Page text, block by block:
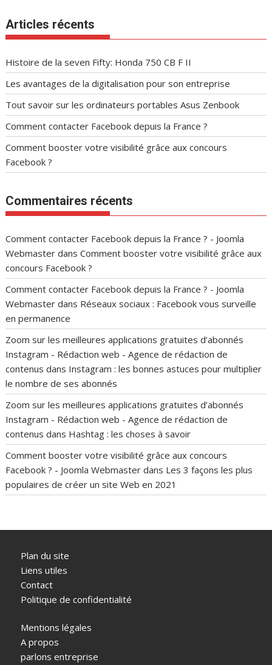
Articles récents
Histoire de la seven Fifty: Honda 750 CB F II
Les avantages de la digitalisation pour son entreprise
Tout savoir sur les ordinateurs portables Asus Zenbook
Comment contacter Facebook depuis la France ?
Comment booster votre visibilité grâce aux concours
Facebook ?
Commentaires récents
Comment contacter Facebook depuis la France ? - Joomla
Webmaster dansComment booster votre visibilité grâce aux
concours Facebook ?
Comment contacter Facebook depuis la France ? - Joomla
Webmaster dans Réseaux sociaux : Facebook vous surveille
en permanence
Zoom sur les meilleures applications gratuites d’abonnés
Instagram - Rédaction web - Agence de rédaction de
contenus dans Instagram : les bonnes astuces pour multiplier
le nombre de ses abonnés
Zoom sur les meilleures applications gratuites d’abonnés
Instagram - Rédaction web - Agence de rédaction de
contenus dans Hashtag : les choses à savoir
Comment booster votre visibilité grâce aux concours
Facebook ? - Joomla Webmaster dans Les 3 façons les plus
populaires de créer un site Web en 2021
Plan du site
Liens utiles
Contact
Politique de confidentialité
Mentions légales
A propos
parlons entreprise